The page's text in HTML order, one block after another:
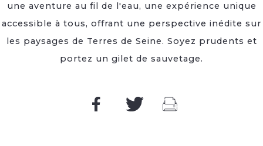
une aventure au fil de l'eau, une expérience unique
accessible à tous, offrant une perspective inédite sur
les paysages de Terres de Seine. Soyez prudents et
portez un gilet de sauvetage.